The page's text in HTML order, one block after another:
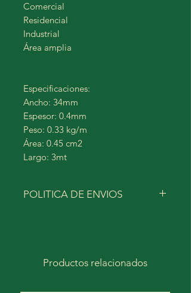
Comercial
Residencial
Industrial
Área amplia
Especificaciones:
Ancho: 34mm
Espesor: 0.4mm
Peso: 0.33 kg/m
Área: 0.45 cm2
Largo: 3mt
POLITICA DE ENVIOS
pongan en contacto o brinden toda
la informacion detallada para poder
Productos relacionados